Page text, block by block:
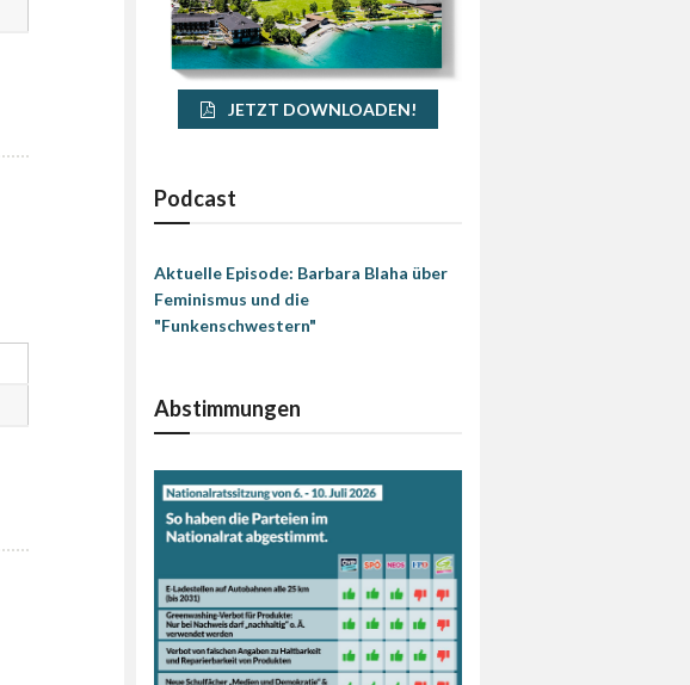
JETZT DOWNLOADEN!
Podcast
Aktuelle Episode: Barbara Blaha über
Feminismus und die
"Funkenschwestern"
Abstimmungen